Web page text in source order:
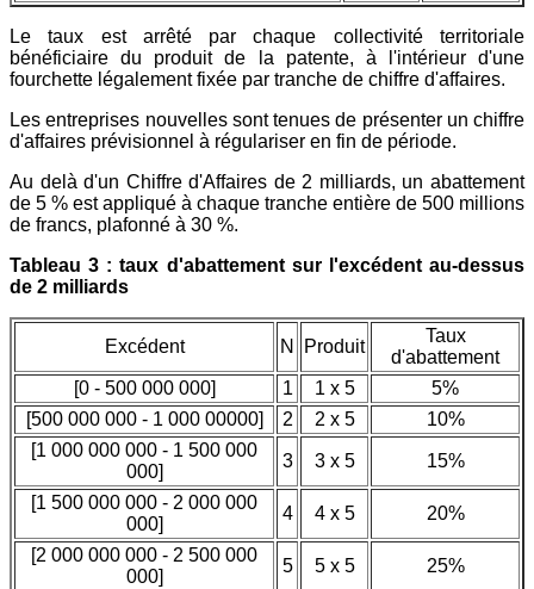
Le taux est arrêté par chaque collectivité territoriale
bénéficiaire du produit de la patente, à l'intérieur d'une
fourchette légalement fixée par tranche de chiffre d'affaires.
Les entreprises nouvelles sont tenues de présenter un chiffre
d'affaires prévisionnel à régulariser en fin de période.
Au delà d'un Chiffre d'Affaires de 2 milliards, un abattement
de 5 % est appliqué à chaque tranche entière de 500 millions
de francs, plafonné à 30 %.
Tableau 3 : taux d'abattement sur l'excédent au-dessus
de 2 milliards
Excédent N Produit
Taux
d'abattement
[0 - 500 000 000]
1 1 x 5
5%
[500 000 000 - 1 000 00000]
2 2 x 5
10%
[1 000 000 000 - 1 500 000
000]
3 3 x 5 15%
[1 500 000 000 - 2 000 000
000]
4 4 x 5 20%
[2 000 000 000 - 2 500 000
000]
5 5 x 5
25%